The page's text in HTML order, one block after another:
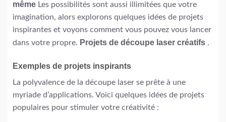
même Les possibilités sont aussi illimitées que votre
imagination, alors explorons quelques idées de projets
inspirantes et voyons comment vous pouvez vous lancer
dans votre propre. Projets de découpe laser créatifs .
Exemples de projets inspirants
La polyvalence de la découpe laser se prête à une
myriade d’applications. Voici quelques idées de projets
populaires pour stimuler votre créativité :